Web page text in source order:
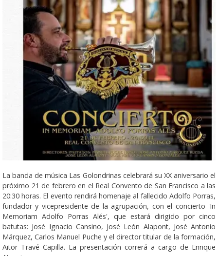
La banda de música Las Golondrinas celebrará su XX aniversario el
próximo 21 de febrero en el Real Convento de San Francisco a las
20:30 horas. El evento rendirá homenaje al fallecido Adolfo Porras,
fundador y vicepresidente de la agrupación, con el concierto 'In
Memoriam Adolfo Porras Alés', que estará dirigido por cinco
batutas: José Ignacio Cansino, José León Alapont, José Antonio
Márquez, Carlos Manuel Puche y el director titular de la formación,
Aitor Travé Capilla. La presentación correrá a cargo de Enrique